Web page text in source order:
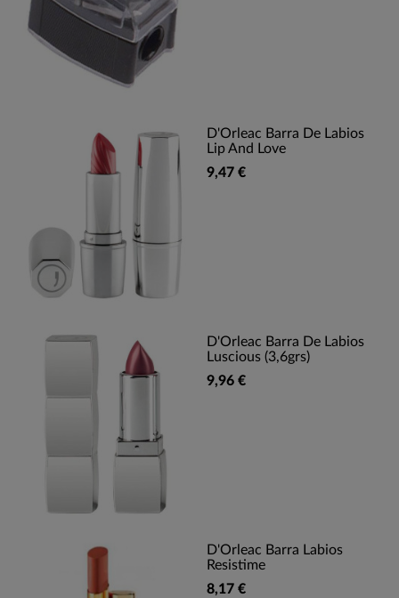
D'Orleac Barra De Labios
Lip And Love
9,47 €
D'Orleac Barra De Labios
Luscious (3,6grs)
9,96 €
D'Orleac Barra Labios
Resistime
8,17 €